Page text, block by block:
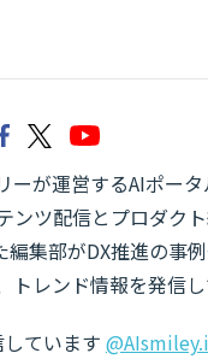
ーが運営するAIポー
ンツ配信とプロダク
編集部がDX推進の事
レンド情報を発信し
ています